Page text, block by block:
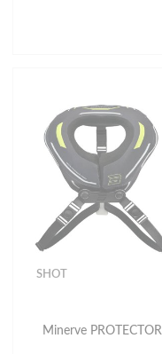
SHOT
Minerve PROTECTOR